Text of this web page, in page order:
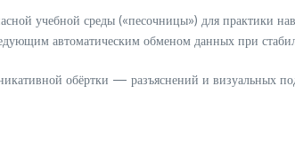
учебной среды («песочницы») для практики
автоматическим обменом данных при
обёртки — разъяснений и визуальных